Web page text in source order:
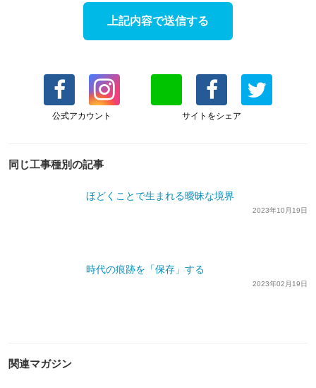
公式アカウント サイトをシェア
同じ工事種別の記事
ほどくことで生まれる曖昧な境界
2023年10月19日
時代の痕跡を「保存」する
2023年02月19日
関連マガジン